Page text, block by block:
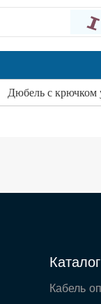
Дюбель с крючком
Каталог
Кабель